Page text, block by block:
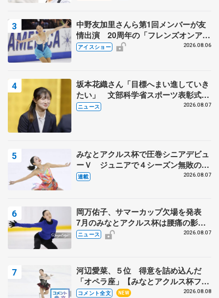
中野友加里さんら第1回メンバーが友
情出演 20周年の「フレンズオンアイ
ス」 宮本賢二さん、有川梨絵さん、
アイスショー 2026.08.06
坂本花織さん「目標へまい進していき
たい」 文部科学省スポーツ表彰式で
代表謝辞
ニュース 2026.08.07
みなとアクルス杯で圧巻シニアデビュ
ーＶ ジュニアで４シーズン無敗の島
田麻央
連載 2026.08.07
岡万佑子、サマーカップ欠場を発表
7月のみなとアクルス杯は腰痛の影響
で
ニュース 2026.08.07
河辺愛菜、５位 得意を詰め込んだ
「オペラ座」【みなとアクルス杯フリ
ー】
コメント全文 NEW 2026.08.08